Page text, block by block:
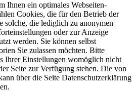
Ihnen ein optimales Webseiten-
Cookies, die für den Betrieb der
solche, die lediglich zu anonymen
oder zur Anzeige
werden. Sie können selbst
Sie zulassen möchten. Bitte
Ihrer Einstellungen womöglich nicht
Seite zur Verfügung stehen. Die von
über die Seite Datenschutzerklärung